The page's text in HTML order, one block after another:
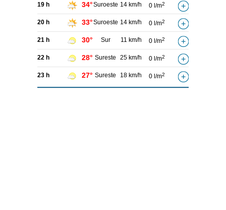
19 h 34°Suroeste 14 km/h 0 l/m2
20 h 33°Suroeste 14 km/h 0 l/m2
21 h 30° Sur 11 km/h 0 l/m2
22 h 28° Sureste 25 km/h 0 l/m2
23 h 27° Sureste 18 km/h 0 l/m2